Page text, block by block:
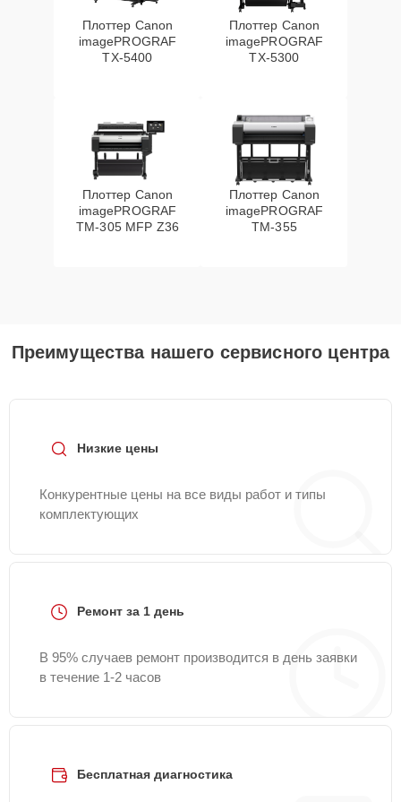
Плоттер Canon
imagePROGRAF
TX-5400
Плоттер Canon
imagePROGRAF
TX-5300
Плоттер Canon
imagePROGRAF
TM-305 MFP Z36
Плоттер Canon
imagePROGRAF
TM-355
Преимущества нашего сервисного центра
Низкие цены
Конкурентные цены на все виды работ и типы
комплектующих
Ремонт за 1 день
В 95% случаев ремонт производится в день заявки
в течение 1-2 часов
Бесплатная диагностика